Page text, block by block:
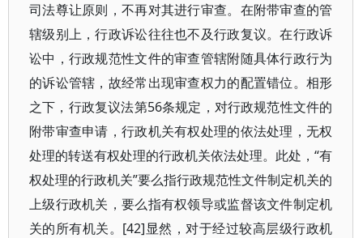
司法尊让原则，不再对其进行审查。在附带审查的管
辖级别上，行政诉讼往往也不及行政复议。在行政诉
讼中，行政规范性文件的审查管辖附随具体行政行为
的诉讼管辖，故经常出现审查权力的配置错位。相形
之下，行政复议法第56条规定，对行政规范性文件的
附带审查申请，行政机关有权处理的依法处理，无权
处理的转送有权处理的行政机关依法处理。此处，“有
权处理的行政机关”要么指行政规范性文件制定机关的
上级行政机关，要么指有权领导或监督该文件制定机
关的所有机关。[42]显然，对于经过较高层级行政机